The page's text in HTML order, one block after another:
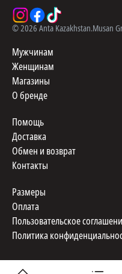
©2026 Anta Kazakhstan.Musan
Мужчинам
Женщинам
Магазины
О бренде
Помощь
Доставка
Обмен и возврат
Контакты
Размеры
Оплата
Пользовательское
Политика